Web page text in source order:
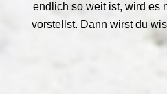
endlich so weit ist, wird es
vorstellst. Dann wirst du